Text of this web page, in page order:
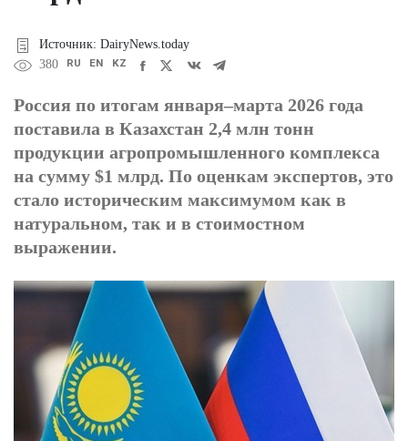
Источник: DairyNews.today
380
RU EN KZ
Россия по итогам января–марта 2026 года
поставила в Казахстан 2,4 млн тонн
продукции агропромышленного комплекса
на сумму $1 млрд. По оценкам экспертов, это
стало историческим максимумом как в
натуральном, так и в стоимостном
выражении.